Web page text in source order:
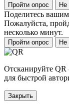
Пройти опрос Не
Поделитесь
Пожалуйста,
несколько минут.
Пройти опрос Не
Отсканируйте QR
для быстрой
Закрыть